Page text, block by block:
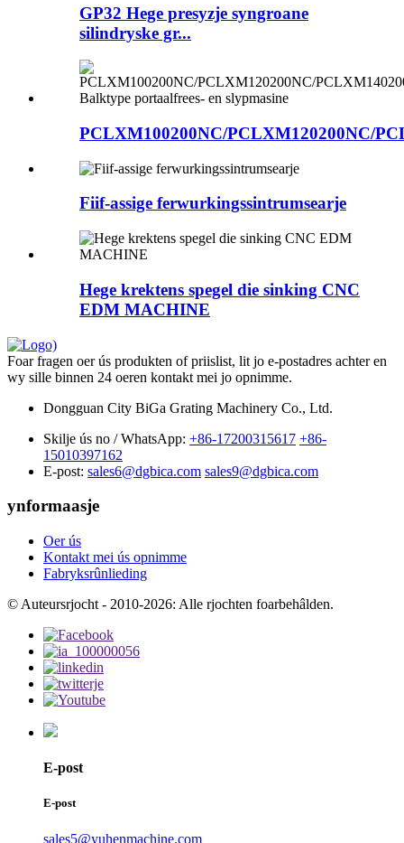
GP32 Hege presyzje syngroane
silindryske gr...
PCLXM100200NC/PCLXM120200NC/
Fiif-assige ferwurkingssintrumsearje
Hege krektens spegel die sinking CNC
EDM MACHINE
Foar fragen oer ús produkten of priislist, lit jo e-postadres achter en
wy sille binnen 24 oeren kontakt mei jo opnimme.
Dongguan City BiGa Grating Machinery Co., Ltd.
Skilje ús no / WhatsApp: +86-17200315617 +86-
15010397162
E-post: sales6@dgbica.com sales9@dgbica.com
ynformaasje
Oer ús
Kontakt mei ús opnimme
Fabryksrûnlieding
© Auteursrjocht - 2010-2026: Alle rjochten foarbehâlden.
E-post
E-post
sales5@yuhenmachine.com